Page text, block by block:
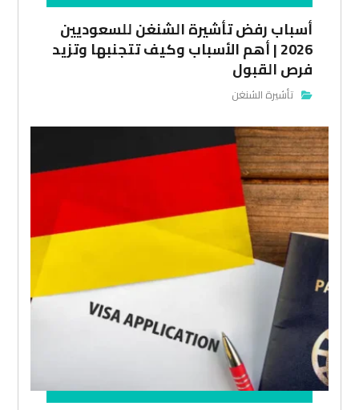
أسباب رفض تأشيرة الشنغن للسعوديين
2026 | أهم الأسباب وكيف تتجنبها وتزيد
فرص القبول
تأشيرة الشنغن